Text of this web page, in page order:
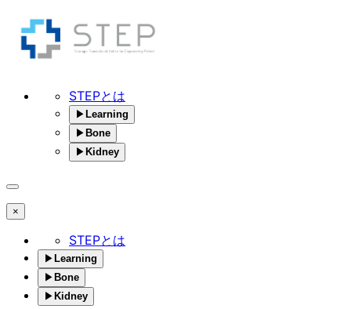
STEPとは
▶ Learning
▶ Bone
▶ Kidney
×
STEPとは
▶ Learning
▶ Bone
▶ Kidney